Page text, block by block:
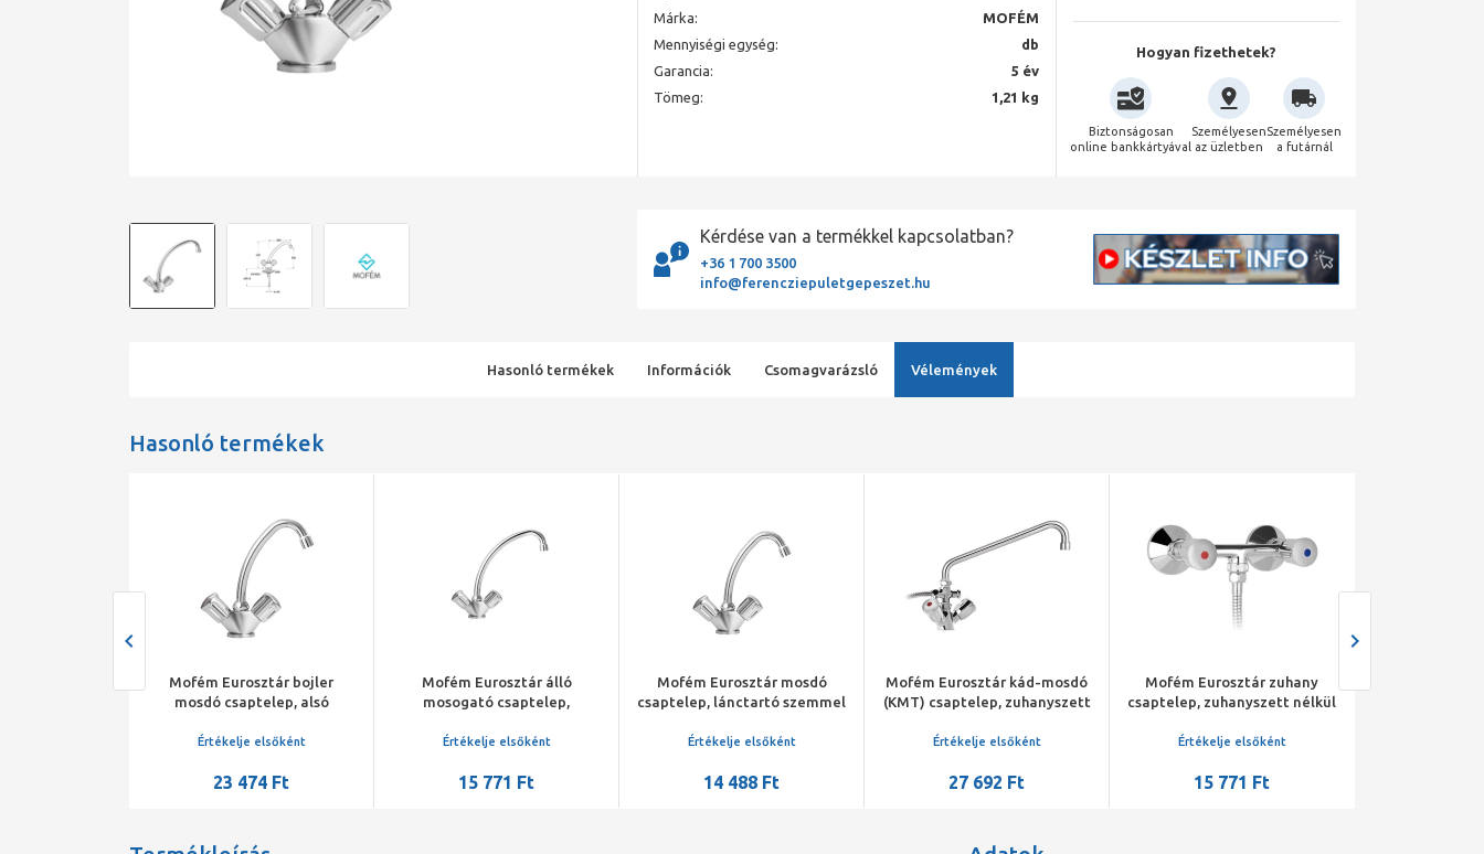
Márka:
MOFÉM
Mennyiségi egység:
db
Garancia:
5 év
Tömeg:
1,21 kg
Hogyan fizethetek?
Biztonságosan
online bankkártyával
Személyesen
az üzletben
Személyesen
a futárnál
Kérdése van a termékkel kapcsolatban?
+36 1 700 3500
info@ferencziepuletgepeszet.hu
Hasonló termékek Információk Csomagvarázsló Vélemények
Hasonló termékek
Mofém Eurosztár bojler
mosdó csaptelep, alsó
bojlerekhez
Értékelje elsőként
23 474 Ft
Mofém Eurosztár álló
mosogató csaptelep,
Értékelje elsőként
15 771 Ft
Mofém Eurosztár mosdó
csaptelep, lánctartó szemmel
Értékelje elsőként
14 488 Ft
Mofém Eurosztár kád-mosdó
(KMT) csaptelep, zuhanyszett
Értékelje elsőként
27 692 Ft
Mofém Eurosztár zuhany
csaptelep, zuhanyszett nélkül
Értékelje elsőként
15 771 Ft